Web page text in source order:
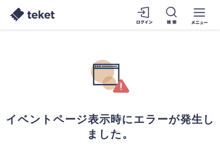
イベントページ表示時にエラーが発生し
ました。